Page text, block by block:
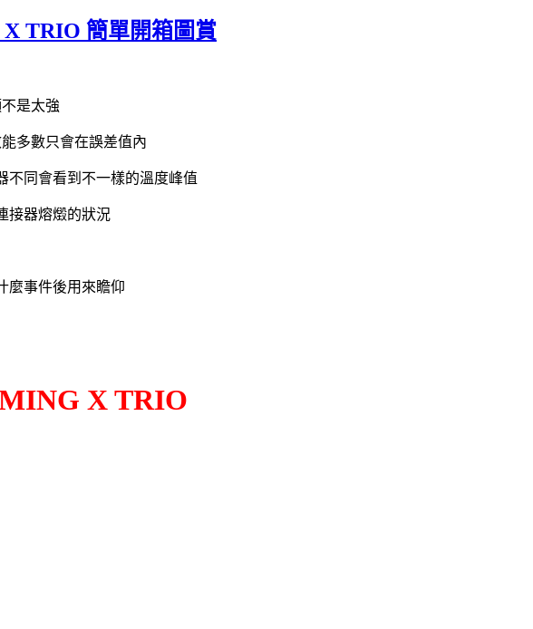
TRIO 簡單開箱圖賞
是太強
多數只會在誤差值內
不同會看到不一樣的溫度峰值
接器熔燬的狀況
麼事件後用來瞻仰
X TRIO